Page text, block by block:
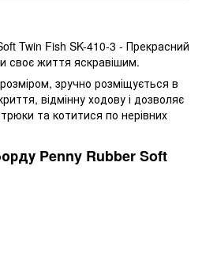
Twin Fish SK-410-3 - Прекрасний
своє життя яскравішим.
зручно розміщується в
відмінну ходову і дозволяє
та котитися по нерівних
Penny Rubber Soft